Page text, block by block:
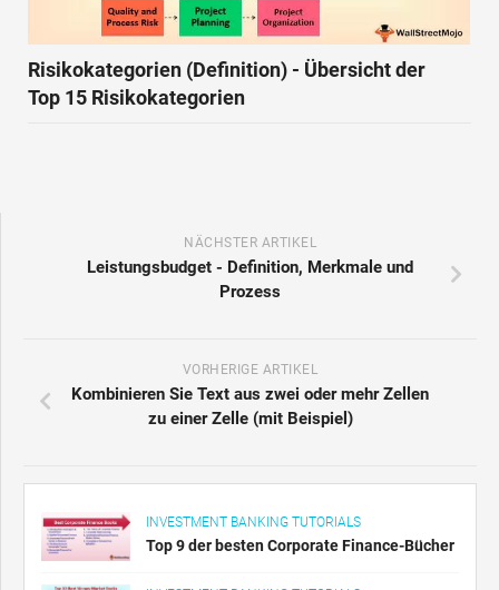
Risikokategorien (Definition) - Übersicht der
Top 15 Risikokategorien
NÄCHSTER ARTIKEL
Leistungsbudget - Definition, Merkmale und
Prozess
VORHERIGE ARTIKEL
Kombinieren Sie Text aus zwei oder mehr Zellen
zu einer Zelle (mit Beispiel)
INVESTMENT BANKING TUTORIALS
Top 9 der besten Corporate Finance-Bücher